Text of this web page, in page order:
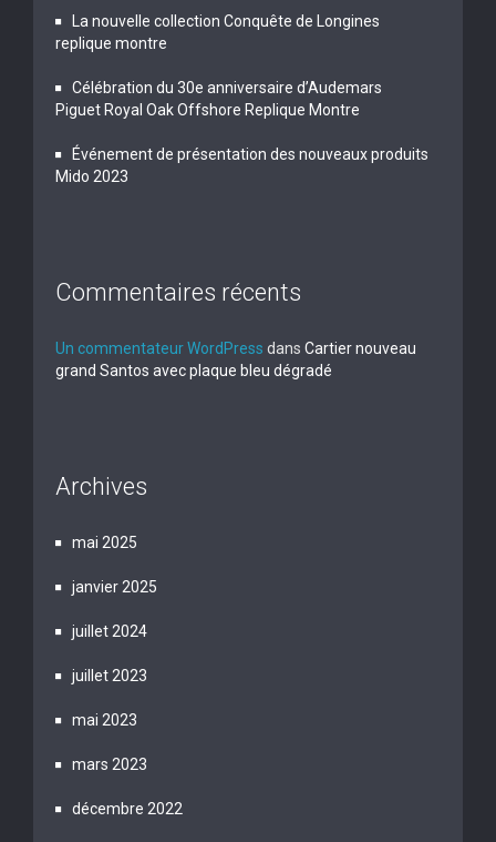
La nouvelle collection Conquête de Longines
replique montre
Célébration du 30e anniversaire d’Audemars
Piguet Royal Oak Offshore Replique Montre
Événement de présentation des nouveaux produits
Mido 2023
Commentaires récents
Un commentateur WordPress dans Cartier nouveau
grand Santos avec plaque bleu dégradé
Archives
mai 2025
janvier 2025
juillet 2024
juillet 2023
mai 2023
mars 2023
décembre 2022